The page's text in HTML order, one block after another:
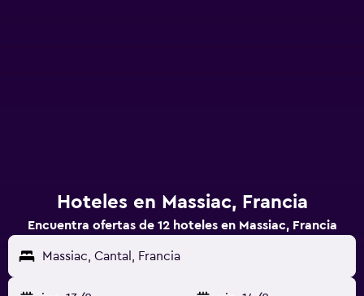
Hoteles en Massiac, Francia
Encuentra ofertas de 12 hoteles en Massiac, Francia
Massiac, Cantal, Francia